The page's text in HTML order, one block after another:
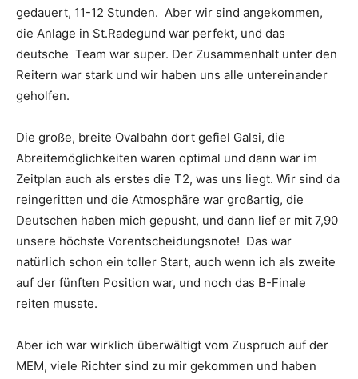
gedauert, 11-12 Stunden. Aber wir sind angekommen,
die Anlage in St.Radegund war perfekt, und das
deutsche Team war super. Der Zusammenhalt unter den
Reitern war stark und wir haben uns alle untereinander
geholfen.
Die große, breite Ovalbahn dort gefiel Galsi, die
Abreitemöglichkeiten waren optimal und dann war im
Zeitplan auch als erstes die T2, was uns liegt. Wir sind da
reingeritten und die Atmosphäre war großartig, die
Deutschen haben mich gepusht, und dann lief er mit 7,90
unsere höchste Vorentscheidungsnote! Das war
natürlich schon ein toller Start, auch wenn ich als zweite
auf der fünften Position war, und noch das B-Finale
reiten musste.
Aber ich war wirklich überwältigt vom Zuspruch auf der
MEM, viele Richter sind zu mir gekommen und haben